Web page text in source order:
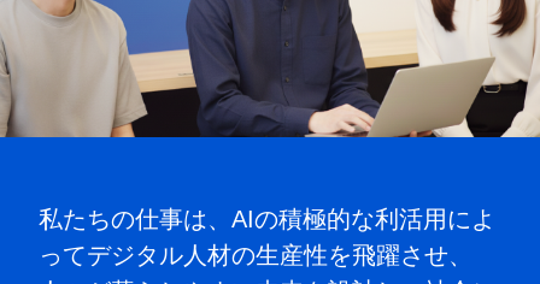
私たちの仕事は、AIの積極的な利活用によ
ってデジタル人材の生産性を飛躍させ、